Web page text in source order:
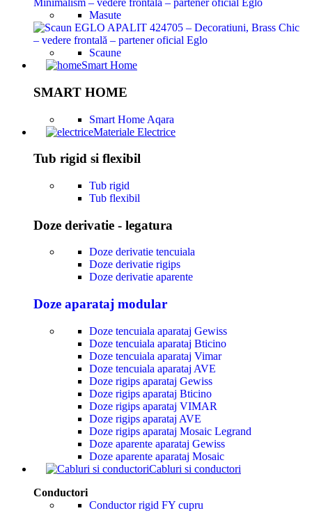
Masute
Scaune
Smart Home
SMART HOME
Smart Home Aqara
Materiale Electrice
Tub rigid si flexibil
Tub rigid
Tub flexibil
Doze derivatie - legatura
Doze derivatie tencuiala
Doze derivatie rigips
Doze derivatie aparente
Doze aparataj modular
Doze tencuiala aparataj Gewiss
Doze tencuiala aparataj Bticino
Doze tencuiala aparataj Vimar
Doze tencuiala aparataj AVE
Doze rigips aparataj Gewiss
Doze rigips aparataj Bticino
Doze rigips aparataj VIMAR
Doze rigips aparataj AVE
Doze rigips aparataj Mosaic Legrand
Doze aparente aparataj Gewiss
Doze aparente aparataj Mosaic
Cabluri si conductori
Conductori
Conductor rigid FY cupru